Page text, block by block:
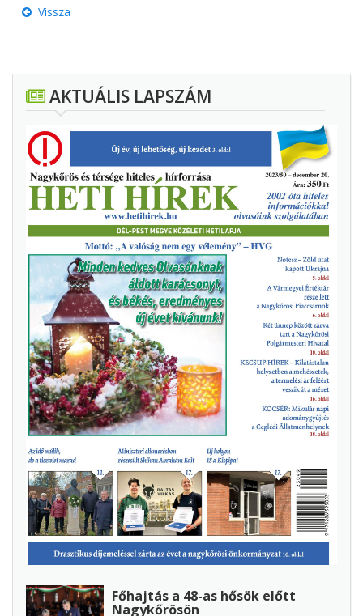
Vissza
AKTUÁLIS LAPSZÁM
Főhajtás a 48-as hősök előtt
Nagykőrösön